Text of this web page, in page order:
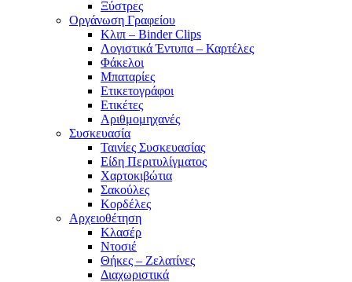
Ξύστρες
Οργάνωση Γραφείου
Κλιπ – Binder Clips
Λογιστικά Έντυπα – Καρτέλες
Φάκελοι
Μπαταρίες
Ετικετογράφοι
Ετικέτες
Αριθμομηχανές
Συσκευασία
Ταινίες Συσκευασίας
Είδη Περιτυλίγματος
Χαρτοκιβώτια
Σακούλες
Κορδέλες
Αρχειοθέτηση
Κλασέρ
Ντοσιέ
Θήκες – Ζελατίνες
Διαχωριστικά